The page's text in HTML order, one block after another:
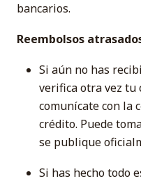
bancarios.
Reembolsos
Si aún no has
verifica otra vez tu
comunícate con la
crédito. Puede
se publique
Si has hecho todo